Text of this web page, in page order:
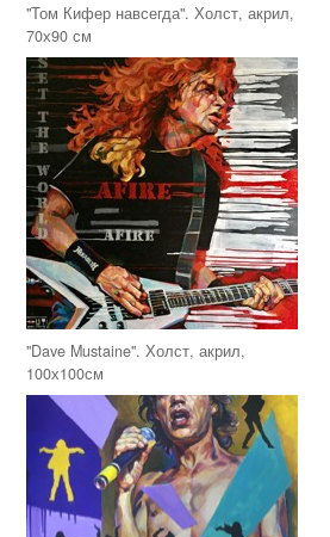
"Том Кифер навсегда". Холст, акрил,
70х90 см
"Dave Mustaine". Холст, акрил,
100х100см